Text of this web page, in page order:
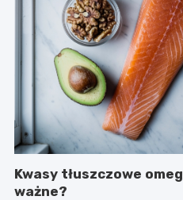
Kwasy tłuszczowe
ważne?